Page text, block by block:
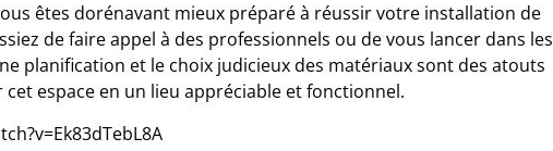
êtes dorénavant mieux préparé à réussir votre installation de
de faire appel à des professionnels ou de vous lancer dans les
planification et le choix judicieux des matériaux sont des atouts
espace en un lieu appréciable et fonctionnel.